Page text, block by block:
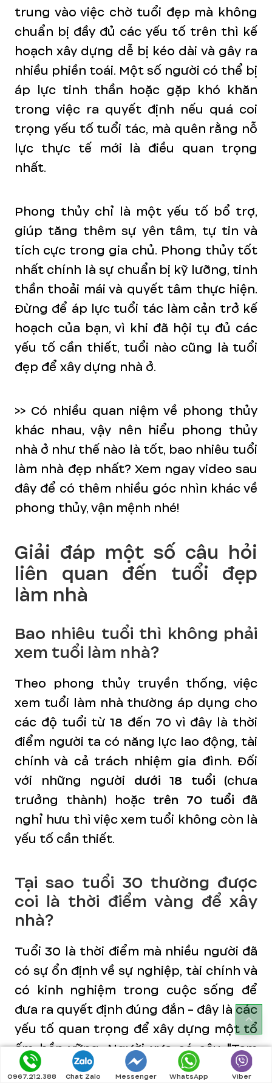
trung vào việc chờ tuổi đẹp mà không
chuẩn bị đầy đủ các yếu tố trên thì kế
hoạch xây dựng dễ bị kéo dài và gây ra
nhiều phiền toái. Một số người có thể bị
áp lực tinh thần hoặc gặp khó khăn
trong việc ra quyết định nếu quá coi
trọng yếu tố tuổi tác, mà quên rằng nỗ
lực thực tế mới là điều quan trọng
nhất.
Phong thủy chỉ là một yếu tố bổ trợ,
giúp tăng thêm sự yên tâm, tự tin và
tích cực trong gia chủ. Phong thủy tốt
nhất chính là sự chuẩn bị kỹ lưỡng, tinh
thần thoải mái và quyết tâm thực hiện.
Đừng để áp lực tuổi tác làm cản trở kế
hoạch của bạn, vì khi đã hội tụ đủ các
yếu tố cần thiết, tuổi nào cũng là tuổi
đẹp để xây dựng nhà ở.
>> Có nhiều quan niệm về phong thủy
khác nhau, vậy nên hiểu phong thủy
nhà ở như thế nào là tốt, bao nhiêu tuổi
làm nhà đẹp nhất? Xem ngay video sau
đây để có thêm nhiều góc nhìn khác về
phong thủy, vận mệnh nhé!
Giải đáp một số câu hỏi
liên quan đến tuổi đẹp
làm nhà
Bao nhiêu tuổi thì không phải
xem tuổi làm nhà?
Theo phong thủy truyền thống, việc
xem tuổi làm nhà thường áp dụng cho
các độ tuổi từ 18 đến 70 vì đây là thời
điểm người ta có năng lực lao động, tài
chính và cả trách nhiệm gia đình. Đối
với những người dưới 18 tuổi (chưa
trưởng thành) hoặc trên 70 tuổi đã
nghỉ hưu thì việc xem tuổi không còn là
yếu tố cần thiết.
Tại sao tuổi 30 thường được
coi là thời điểm vàng để xây
nhà?
Tuổi 30 là thời điểm mà nhiều người đã
có sự ổn định về sự nghiệp, tài chính và
có kinh nghiệm trong cuộc sống để
đưa ra quyết định đúng đắn - đây là các
yếu tố quan trọng để xây dựng một tổ
ấm bền vững. Người xưa có câu "Tam
thập nhi lập" - tức là người đàn ông khi
0967.212.388 Chat Zalo Messenger WhatsApp Viber